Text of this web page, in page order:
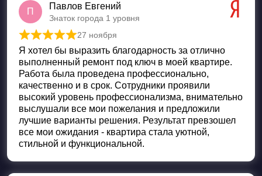
П
Павлов Евгений
Знаток города 1 уровня
Оценка5 из 5
27 ноября
Я хотел бы выразить благодарность за отлично
выполненный ремонт под ключ в моей квартире.
Работа была проведена профессионально,
качественно и в срок. Сотрудники проявили
высокий уровень профессионализма, внимательно
выслушали все мои пожелания и предложили
лучшие варианты решения. Результат превзошел
все мои ожидания - квартира стала уютной,
стильной и функциональной.